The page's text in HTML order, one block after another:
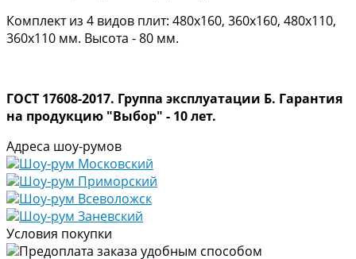
Комплект из 4 видов плит: 480х160, 360х160, 480х110,
360х110 мм. Высота - 80 мм.
ГОСТ 17608-2017. Группа эксплуатации Б. Гарантия
на продукцию "Выбор" - 10 лет.
Адреса шоу-румов
Шоу-рум Московский
Шоу-рум Приморский
Шоу-рум Всеволожск
Шоу-рум Заневский
Условия покупки
Предоплата заказа удобным способом